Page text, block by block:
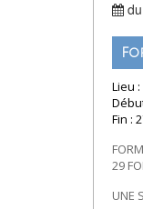
Lieu :
Fin :
29
UNE